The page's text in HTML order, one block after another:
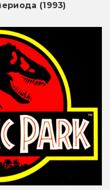
(1993)